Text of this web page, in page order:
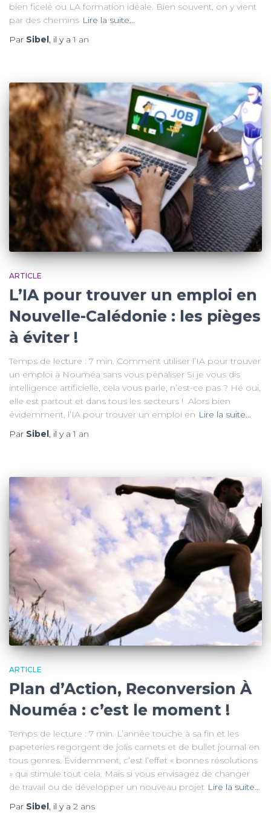
bien ficelé ou LA formation idéale. Bien souvent, on y vient
par des chemins Lire la suite…
Par Sibel, il y a1 an
ARTICLE
L’IA pour trouver un emploi en
Nouvelle-Calédonie : les pièges
à éviter !
Temps de lecture : 7 min. Comment utiliser l’IA pour trouver
un emploi à Nouméa sans vous pénaliser Si je vous dis
intelligence artificielle, cela vous parle, n’est-ce pas ? Hé oui,
elle est partout et dans tous les secteurs ! Alors bien
évidemment, l’IA pour trouver un emploi en Lire la suite…
Par Sibel , il y a1 an
ARTICLE
Plan d’Action, Reconversion À
Nouméa : c’est le moment !
Temps de lecture : 7 min. L’année touche à sa fin et les
papeteries regorgent de jolis carnets et de bullet journal en
tous genres. Évidemment, c’est l’effet « bonnes résolutions
» qui stimule tout cela. Mais si vous envisagez de changer
de travail ou de développer un nouveau projet Lire la suite…
Par Sibel, il y a 2 ans